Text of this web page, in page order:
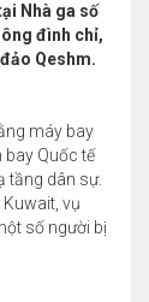
Nhà ga số
đình chỉ,
Qeshm.
máy bay
bay Quốc tế
tầng dân sự.
vụ
số người bị